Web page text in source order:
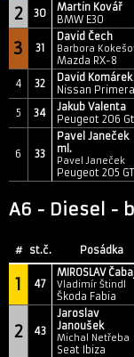
2 30
Martin Kovář
BMW E30
3 31
David Čech
Barbora
Mazda RX-8
4 32
David Komárek
Nissan Primera
5 34
Jakub Valenta
Peugeot 206
6 33
Pavel Janeček
ml.
Pavel Janeček
Peugeot 205 GTI
A6 - Diesel -
# st.č. Posádka
1 47
MIROSLAV
Vladimír Štindl
Škoda Fabia
2 43
Jaroslav
Janoušek
Michal Netřeba
Seat Ibiza